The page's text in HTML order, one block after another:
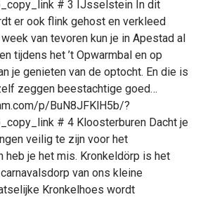
# 3 IJsselstein In dit
er ook flink gehost en verkleed
van tevoren kun je in Apestad al
tijdens het ’t Opwarmbal en op
je genieten van de optocht. En die is
zeggen beestachtige goed…
p/BuN8JFKlH5b/?
# 4 Kloosterburen Dacht je
veilig te zijn voor het
heb je het mis. Kronkeldörp is het
van ons kleine
Kronkelhoes wordt